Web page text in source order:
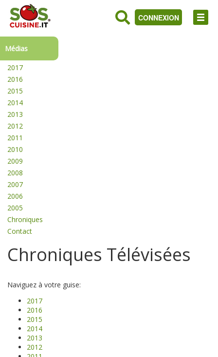
CONNEXION
Médias
2017
2016
2015
2014
2013
2012
2011
2010
2009
2008
2007
2006
2005
Chroniques
Contact
Chroniques Télévisées
Naviguez à votre guise:
2017
2016
2015
2014
2013
2012